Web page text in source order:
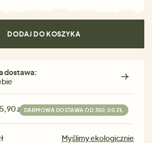
DODAJ DO KOSZYKA
dostawa:
zł DARMOWA DOSTAWA OD 350,00 ZŁ
Myślimy ekologicznie